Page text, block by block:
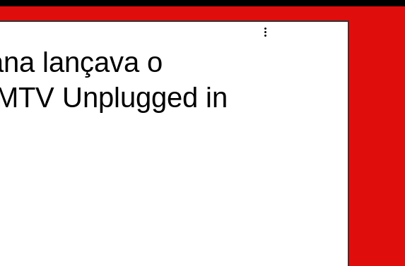
News Viralizou
lançava o
Unplugged in